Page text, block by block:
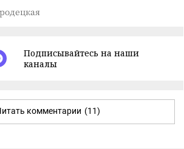
Подписывайтесь на наши
каналы
комментарии (11)